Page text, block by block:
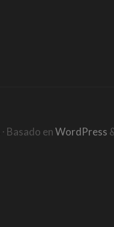
⋅ Basado enWordPress